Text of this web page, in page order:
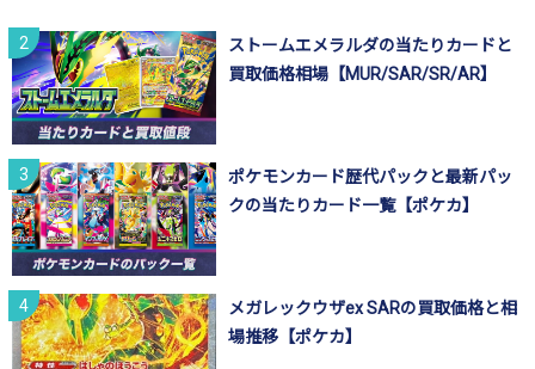
ストームエメラルダの当たりカードと
買取価格相場【MUR/SAR/SR/AR】
ポケモンカード歴代パックと最新パッ
クの当たりカード一覧【ポケカ】
メガレックウザex SARの買取価格と相
場推移【ポケカ】